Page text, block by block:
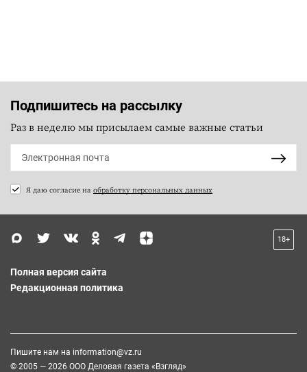
Подпишитесь на рассылку
Раз в неделю мы присылаем самые важные статьи
Я даю согласие на обработку персональных данных
18+
Полная версия сайта
Редакционная политика
Пишите нам на information@vz.ru
© 2005 — 2026 ООО Деловая газета «Взгляд»